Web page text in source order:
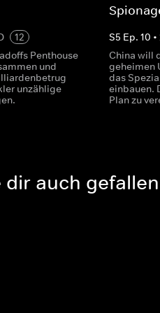
12
Penthouse
und
unzählige
S5 Ep.10 •
China will
geheimen
das
einbauen.
Plan zu
dir auch gefallen